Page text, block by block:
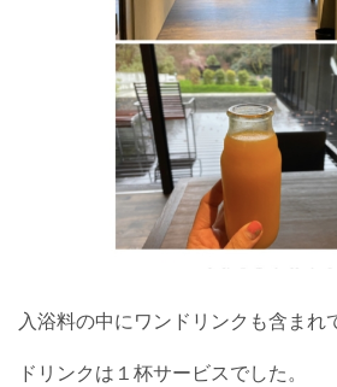
入浴料の中にワンドリンクも含まれ
ドリンクは１杯サービスでした。